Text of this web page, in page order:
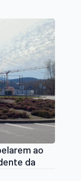
ao
da